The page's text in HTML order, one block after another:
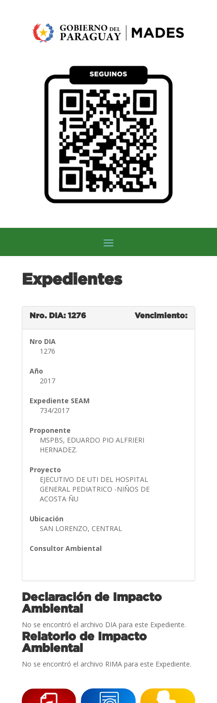
Expedientes
Nro. DIA: 1276 Vencimiento:
Nro DIA
1276
Año
2017
Expediente SEAM
734/2017
Proponente
MSPBS, EDUARDO PIO ALFRIERI
HERNADEZ.
Proyecto
EJECUTIVO DE UTI DEL HOSPITAL
GENERAL PEDIATRICO -NIÑOS DE
ACOSTA ÑU
Ubicación
SAN LORENZO, CENTRAL
Consultor Ambiental
Declaración de Impacto
Ambiental
No se encontró el archivo DIA para este Expediente.
Relatorio de Impacto
Ambiental
No se encontró el archivo RIMA para este Expediente.